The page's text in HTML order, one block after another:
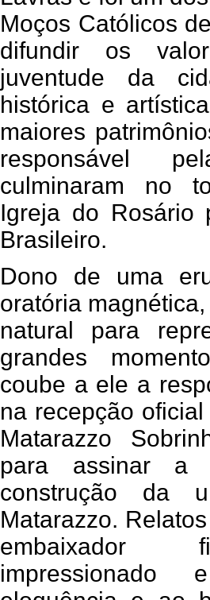
Moços Católicos
difundir os
juventude da
histórica e
maiores
responsável
culminaram no
Igreja do Rosário
Brasileiro.
Dono de uma
oratória
natural para
grandes
coube a ele a
na recepção
Matarazzo
para assinar a
construção da
Matarazzo.
embaixador